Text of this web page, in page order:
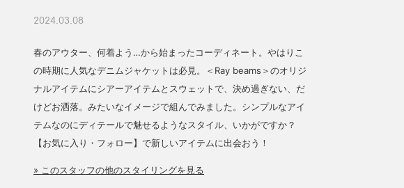
2024.03.08
春のアウター、何着よう…から始まったコーディネート。やはりこ
の時期に人気なデニムジャケットは必見。＜Ray beams＞のオリジ
ナルアイテムにシアーアイテムとスウェットで、決め過ぎない、だ
けどお洒落。みたいなイメージで組んでみました。シンプルなアイ
テムなのにディテールで魅せるようなスタイル、いかがですか？
【お気に入り・フォロー】で新しいアイテムに出会おう！
» このスタッフの他のスタイリングを見る